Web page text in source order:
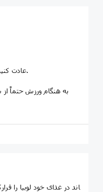
عادت کنید که صاف و بصورت قائم بایستید.